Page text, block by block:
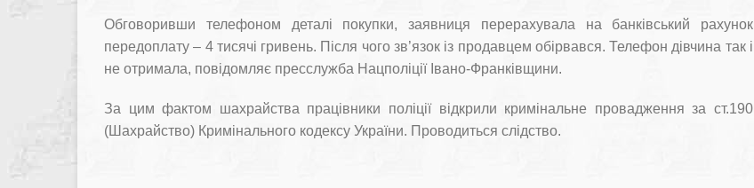
Обговоривши телефоном деталі покупки, заявниця перерахувала на банківський рахунок
передоплату – 4 тисячі гривень. Після чого зв’язок із продавцем обірвався. Телефон дівчина так і
не отримала, повідомляє пресслужба Нацполіції Івано-Франківщини.
За цим фактом шахрайства працівники поліції відкрили кримінальне провадження за ст.190
(Шахрайство) Кримінального кодексу України. Проводиться слідство.